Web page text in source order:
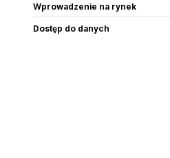
Wprowadzenie na rynek
Dostęp do danych